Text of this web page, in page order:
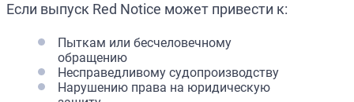
Если выпуск Red Notice может привести к:
Пыткам или бесчеловечному
обращению
Несправедливому судопроизводству
Нарушению права на юридическую